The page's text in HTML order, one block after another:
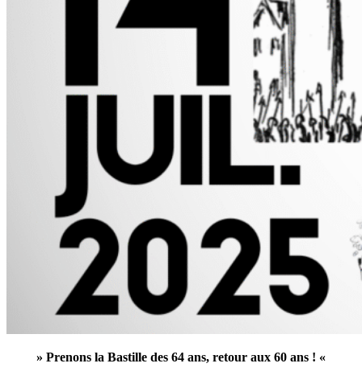
» Prenons la Bastille des 64 ans, retour aux 60 ans ! «